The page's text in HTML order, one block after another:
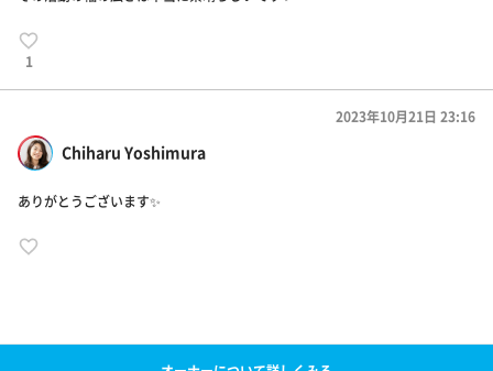
1
Chiharu Yoshimura
2023年10月21日 23:16
ありがとうございます✨